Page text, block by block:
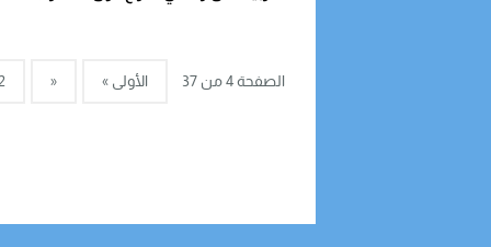
الصفحة 4 من 37 الأولى » «